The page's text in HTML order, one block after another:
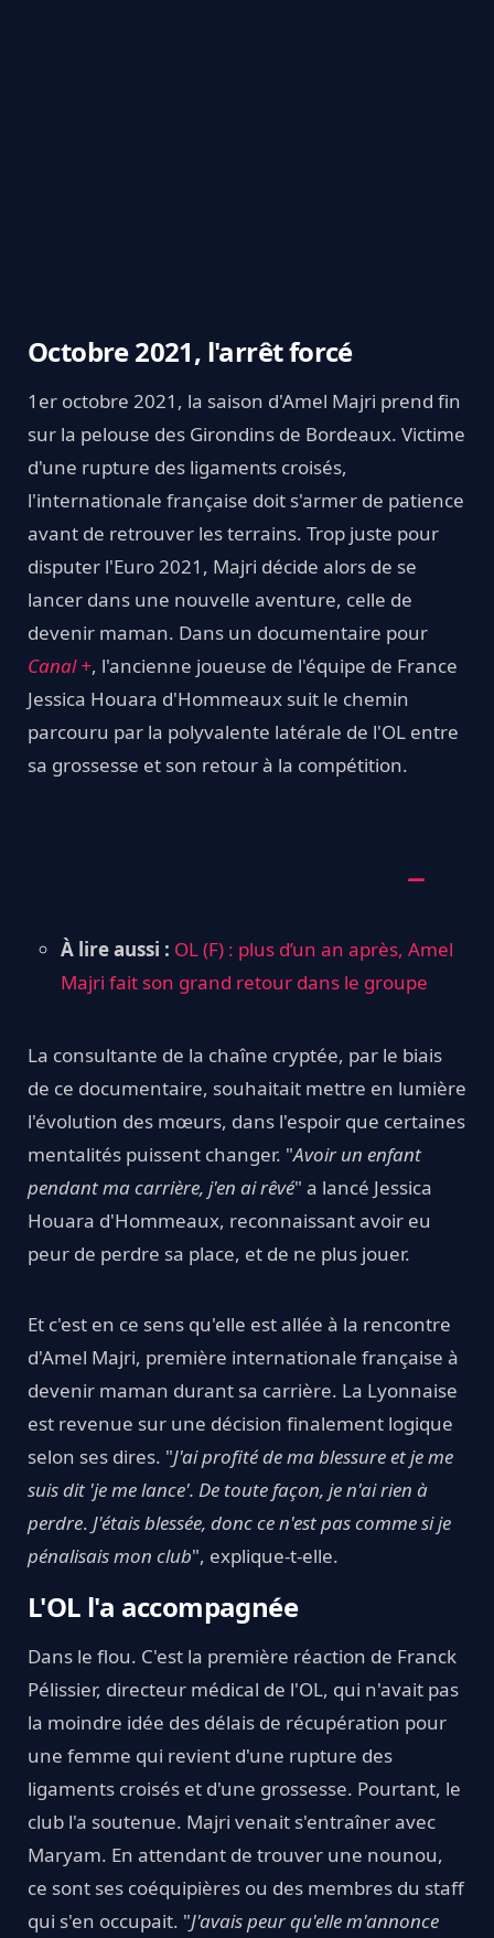
Octobre 2021, l'arrêt forcé
1er octobre 2021, la saison d'Amel Majri prend fin
sur la pelouse des Girondins de Bordeaux. Victime
d'une rupture des ligaments croisés,
l'internationale française doit s'armer de patience
avant de retrouver les terrains. Trop juste pour
disputer l'Euro 2021, Majri décide alors de se
lancer dans une nouvelle aventure, celle de
devenir maman. Dans un documentaire pour
Canal +, l'ancienne joueuse de l'équipe de France
Jessica Houara d'Hommeaux suit le chemin
parcouru par la polyvalente latérale de l'OL entre
sa grossesse et son retour à la compétition.
À lire aussi : OL (F) : plus d’un an après, Amel
Majri fait son grand retour dans le groupe
La consultante de la chaîne cryptée, par le biais
de ce documentaire, souhaitait mettre en lumière
l'évolution des mœurs, dans l'espoir que certaines
mentalités puissent changer. "Avoir un enfant
pendant ma carrière, j'en ai rêvé" a lancé Jessica
Houara d'Hommeaux, reconnaissant avoir eu
peur de perdre sa place, et de ne plus jouer.
Et c'est en ce sens qu'elle est allée à la rencontre
d'Amel Majri, première internationale française à
devenir maman durant sa carrière. La Lyonnaise
est revenue sur une décision finalement logique
selon ses dires. "J'ai profité de ma blessure et je me
suis dit 'je me lance'. De toute façon, je n'ai rien à
perdre. J'étais blessée, donc ce n'est pas comme si je
pénalisais mon club", explique-t-elle.
L'OL l'a accompagnée
Dans le flou. C'est la première réaction de Franck
Pélissier, directeur médical de l'OL, qui n'avait pas
la moindre idée des délais de récupération pour
une femme qui revient d'une rupture des
ligaments croisés et d'une grossesse. Pourtant, le
club l'a soutenue. Majri venait s'entraîner avec
Maryam. En attendant de trouver une nounou,
ce sont ses coéquipières ou des membres du staff
qui s'en occupait. "J'avais peur qu'elle m'annonce